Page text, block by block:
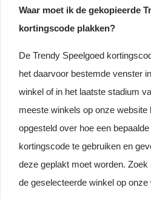
Waar moet ik de gekopieerde
kortingscode plakken?
De Trendy Speelgoed
het daarvoor bestemde venster
winkel of in het laatste stadium
meeste winkels op onze website
opgesteld over hoe een
kortingscode te gebruiken en
deze geplakt moet worden.
de geselecteerde winkel op